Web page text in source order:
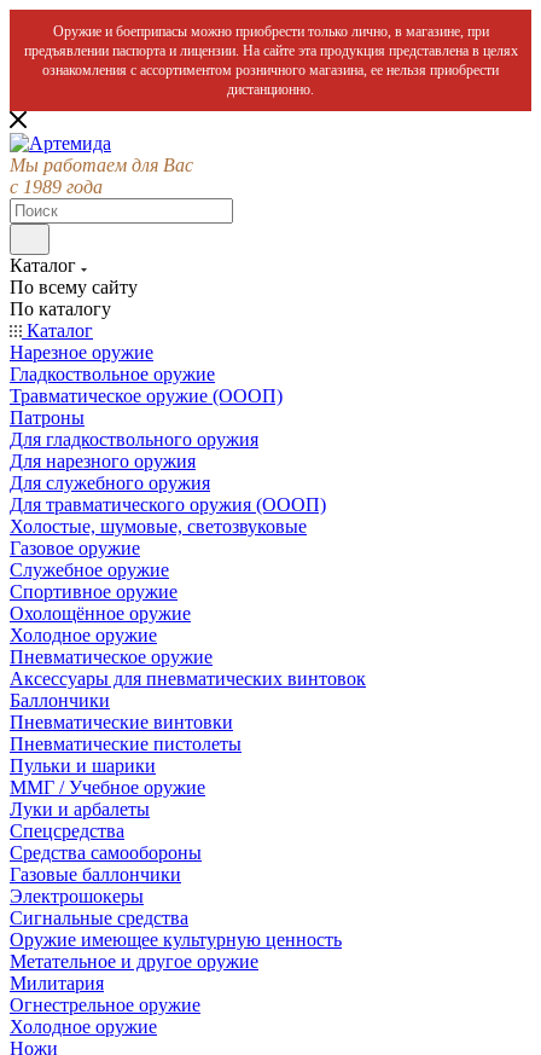
Оружие и боеприпасы можно приобрести только лично, в магазине, при
предъявлении паспорта и лицензии. На сайте эта продукция представлена в целях
ознакомления с ассортиментом розничного магазина, ее нельзя приобрести
дистанционно.
Мы работаем для Вас
с 1989 года
Каталог
По всему сайту
По каталогу
Каталог
Нарезное оружие
Гладкоствольное оружие
Травматическое оружие (ОООП)
Патроны
Для гладкоствольного оружия
Для нарезного оружия
Для служебного оружия
Для травматического оружия (ОООП)
Холостые, шумовые, светозвуковые
Газовое оружие
Служебное оружие
Спортивное оружие
Охолощённое оружие
Холодное оружие
Пневматическое оружие
Аксессуары для пневматических винтовок
Баллончики
Пневматические винтовки
Пневматические пистолеты
Пульки и шарики
ММГ / Учебное оружие
Луки и арбалеты
Спецсредства
Средства самообороны
Газовые баллончики
Электрошокеры
Сигнальные средства
Оружие имеющее культурную ценность
Метательное и другое оружие
Милитария
Огнестрельное оружие
Холодное оружие
Ножи